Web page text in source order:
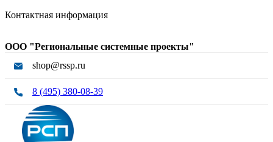
Контактная информация
ООО "Региональные системные проекты"
shop@rssp.ru
8 (495) 380-08-39